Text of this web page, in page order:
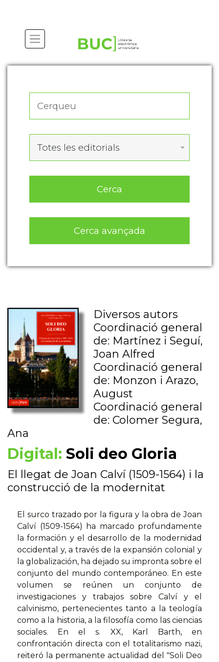
Totes les editorials
Cerca
Cerca avançada
Diversos autors
Coordinació general
de: Martínez i Seguí,
Joan Alfred
Coordinació general
de: Monzon i Arazo,
August
Coordinació general
de: Colomer Segura,
Ana
Digital: Soli deo Gloria
El llegat de Joan Calví (1509-1564) i la
construcció de la modernitat
El surco trazado por la figura y la obra de Joan
Calví (1509-1564) ha marcado profundamente
la formación y el desarrollo de la modernidad
occidental y, a través de la expansión colonial y
la globalización, ha dejado su impronta sobre el
conjunto del mundo contemporáneo. En este
volumen se reúnen un conjunto de
investigaciones y trabajos sobre Calví y el
calvinismo, pertenecientes tanto a la teología
como a la historia, a la filosofía como las ciencias
sociales. En el s. XX, Karl Barth, en
confrontación directa con el totalitarismo nazi,
reiteró la permanente actualidad del "Soli Deo